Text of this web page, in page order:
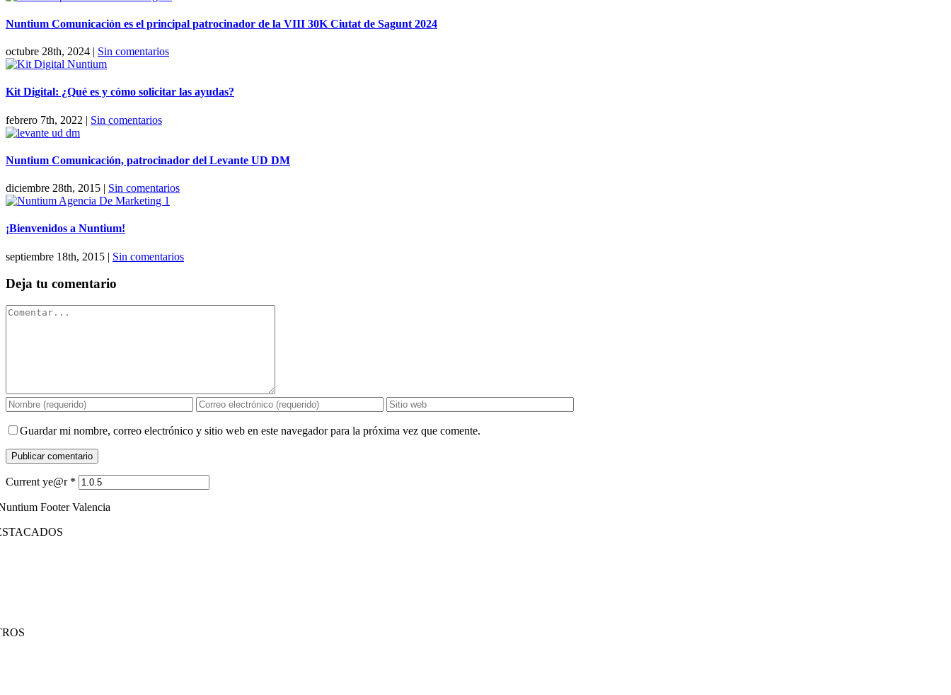
Nuntium Comunicación es el principal patrocinador de la VIII 30K Ciutat de Sagunt 2024
octubre 28th, 2024 | Sin comentarios
Kit Digital: ¿Qué es y cómo solicitar las ayudas?
febrero 7th, 2022 | Sin comentarios
Nuntium Comunicación, patrocinador del Levante UD DM
diciembre 28th, 2015 | Sin comentarios
¡Bienvenidos a Nuntium!
septiembre 18th, 2015 | Sin comentarios
Deja tu comentario
Comentar
Guardar mi nombre, correo electrónico y sitio web en este navegador para la próxima vez que comente.
Current ye@r *